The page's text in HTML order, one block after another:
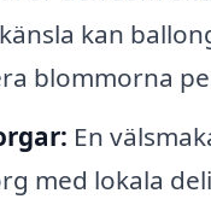
kan
blommorna
En
med lokala